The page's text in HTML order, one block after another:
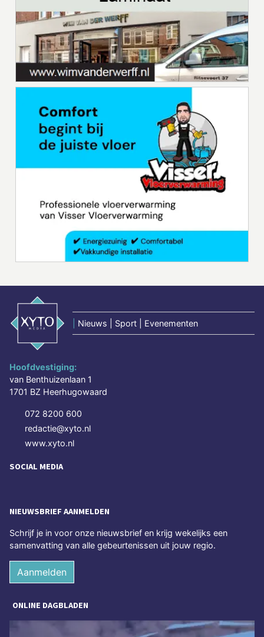
Nieuws | Sport | Evenementen
Hoofdvestiging:
van Benthuizenlaan 1
1701 BZ Heerhugowaard
072 8200 600
redactie@xyto.nl
www.xyto.nl
SOCIAL MEDIA
NIEUWSBRIEF AANMELDEN
Schrijf je in voor onze nieuwsbrief en krijg wekelijks een
samenvatting van alle gebeurtenissen uit jouw regio.
Aanmelden
ONLINE DAGBLADEN